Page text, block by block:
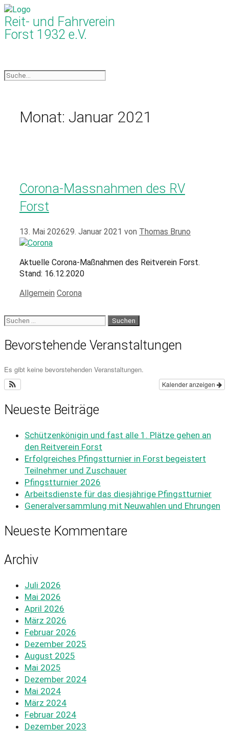
Reit- und Fahrverein
Forst 1932 e.V.
Monat: Januar 2021
Corona-Massnahmen des RV
Forst
13. Mai 202629. Januar 2021 von Thomas Bruno
Aktuelle Corona-Maßnahmen des Reitverein Forst.
Stand: 16.12.2020
Allgemein Corona
Bevorstehende Veranstaltungen
Es gibt keine bevorstehenden Veranstaltungen.
Kalender anzeigen
Neueste Beiträge
Schützenkönigin und fast alle 1. Plätze gehen an
den Reitverein Forst
Erfolgreiches Pfingstturnier in Forst begeistert
Teilnehmer und Zuschauer
Pfingstturnier 2026
Arbeitsdienste für das diesjährige Pfingstturnier
Generalversammlung mit Neuwahlen und Ehrungen
Neueste Kommentare
Archiv
Juli 2026
Mai 2026
April 2026
März 2026
Februar 2026
Dezember 2025
August 2025
Mai 2025
Dezember 2024
Mai 2024
März 2024
Februar 2024
Dezember 2023